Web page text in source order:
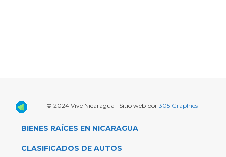
© 2024 Vive Nicaragua | Sitio web por 305 Graphics
BIENES RAÍCES EN NICARAGUA
CLASIFICADOS DE AUTOS